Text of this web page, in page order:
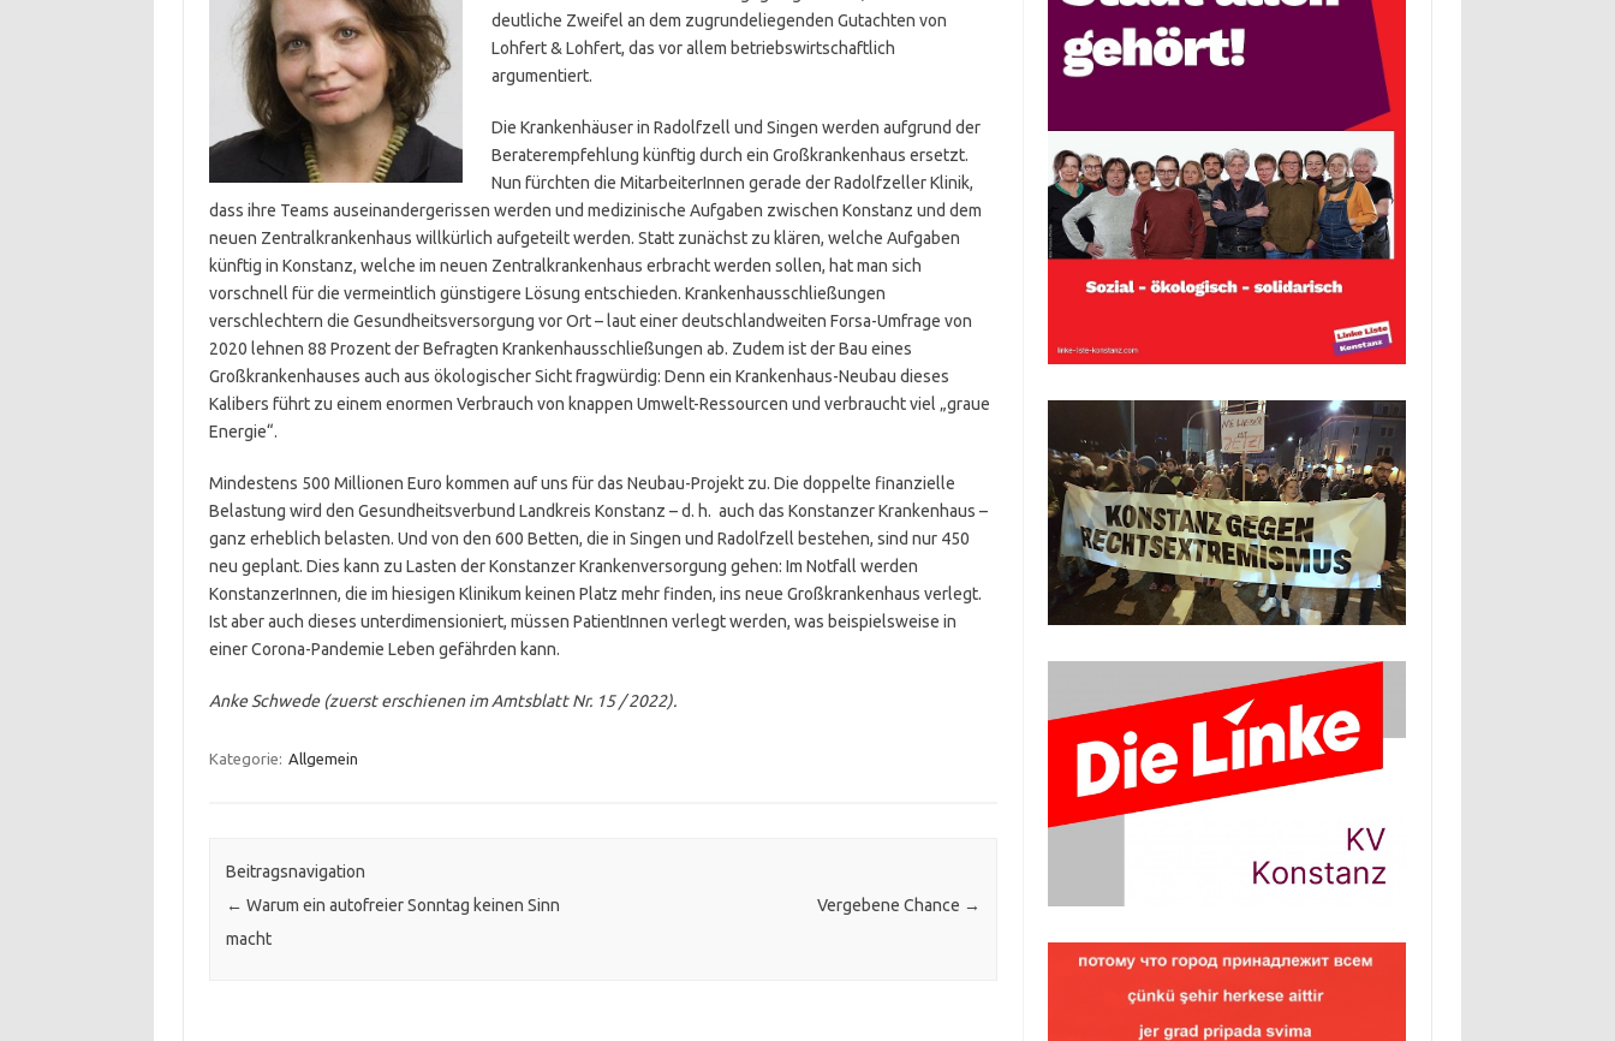
deutliche Zweifel an dem zugrundeliegenden Gutachten von
Lohfert & Lohfert, das vor allem betriebswirtschaftlich
argumentiert.
Die Krankenhäuser in Radolfzell und Singen werden aufgrund der
Beraterempfehlung künftig durch ein Großkrankenhaus ersetzt.
Nun fürchten die MitarbeiterInnen gerade der Radolfzeller Klinik,
dass ihre Teams auseinandergerissen werden und medizinische Aufgaben zwischen Konstanz und dem
neuen Zentralkrankenhaus willkürlich aufgeteilt werden. Statt zunächst zu klären, welche Aufgaben
künftig in Konstanz, welche im neuen Zentralkrankenhaus erbracht werden sollen, hat man sich
vorschnell für die vermeintlich günstigere Lösung entschieden. Krankenhausschließungen
verschlechtern die Gesundheitsversorgung vor Ort – laut einer deutschlandweiten Forsa-Umfrage von
2020 lehnen 88 Prozent der Befragten Krankenhausschließungen ab. Zudem ist der Bau eines
Großkrankenhauses auch aus ökologischer Sicht fragwürdig: Denn ein Krankenhaus-Neubau dieses
Kalibers führt zu einem enormen Verbrauch von knappen Umwelt-Ressourcen und verbraucht viel „graue
Energie“.
Mindestens 500 Millionen Euro kommen auf uns für das Neubau-Projekt zu. Die doppelte finanzielle
Belastung wird den Gesundheitsverbund Landkreis Konstanz – d. h. auch das Konstanzer Krankenhaus –
ganz erheblich belasten. Und von den 600 Betten, die in Singen und Radolfzell bestehen, sind nur 450
neu geplant. Dies kann zu Lasten der Konstanzer Krankenversorgung gehen: Im Notfall werden
KonstanzerInnen, die im hiesigen Klinikum keinen Platz mehr finden, ins neue Großkrankenhaus verlegt.
Ist aber auch dieses unterdimensioniert, müssen PatientInnen verlegt werden, was beispielsweise in
einer Corona-Pandemie Leben gefährden kann.
Anke Schwede (zuerst erschienen im Amtsblatt Nr. 15 / 2022).
Kategorie: Allgemein
Beitragsnavigation
← Warum ein autofreier Sonntag keinen Sinn
macht
Vergebene Chance →